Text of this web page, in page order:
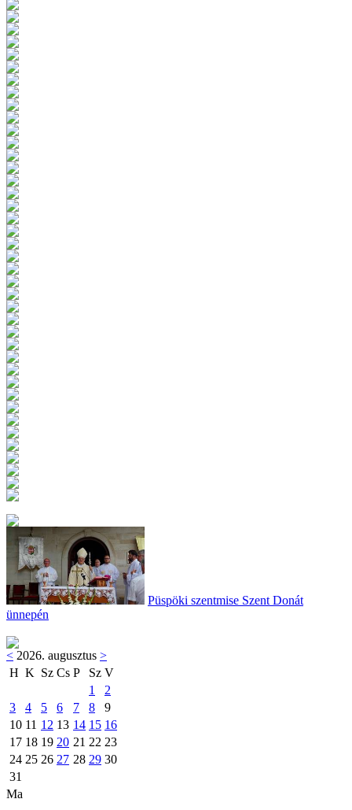
Püspöki szentmise Szent Donát
ünnepén
< 2026. augusztus >
H K Sz Cs P Sz V
1
2
3
4 5 6 7 8
9
10 11 12 13 14 15 16
17 18 19 20 21 22 23
24 25 26 27 28 29 30
31
Ma